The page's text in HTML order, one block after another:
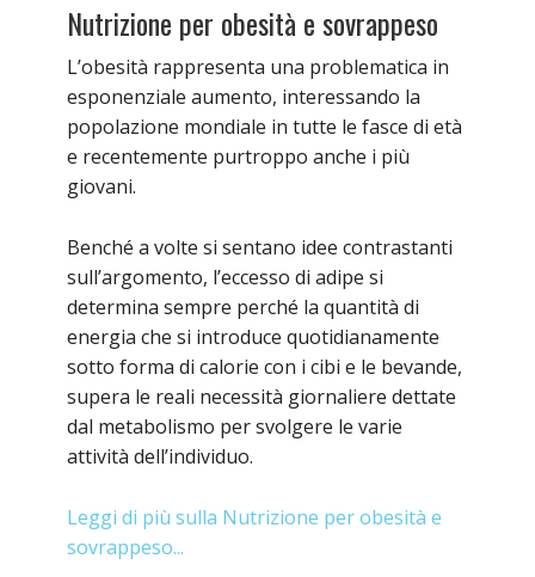
Nutrizione per obesità e sovrappeso
L’obesità rappresenta una problematica in
esponenziale aumento, interessando la
popolazione mondiale in tutte le fasce di età
e recentemente purtroppo anche i più
giovani.
Benché a volte si sentano idee contrastanti
sull’argomento, l’eccesso di adipe si
determina sempre perché la quantità di
energia che si introduce quotidianamente
sotto forma di calorie con i cibi e le bevande,
supera le reali necessità giornaliere dettate
dal metabolismo per svolgere le varie
attività dell’individuo.
Leggi di più sulla Nutrizione per obesità e
sovrappeso...